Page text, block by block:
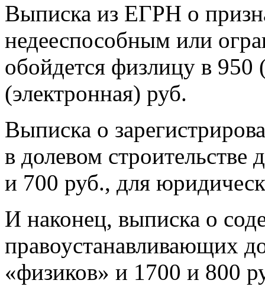
Выписка из ЕГРН о
недееспособным или
обойдется физлицу в
(электронная) руб.
Выписка о
в долевом
и 700 руб., для
И наконец, выписка о
правоустанавливающих
«физиков» и 1700 и 800